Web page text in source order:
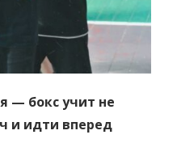
— бокс учит не
и идти вперед